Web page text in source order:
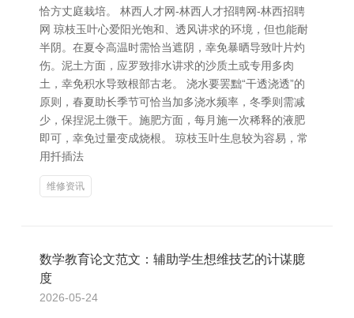
恰方丈庭栽培。 林西人才网-林西人才招聘网-林西招聘
网 琼枝玉叶心爱阳光饱和、透风讲求的环境，但也能耐
半阴。在夏令高温时需恰当遮阴，幸免暴晒导致叶片灼
伤。泥土方面，应罗致排水讲求的沙质土或专用多肉
土，幸免积水导致根部古老。 浇水要罢黜“干透浇透”的
原则，春夏助长季节可恰当加多浇水频率，冬季则需减
少，保捏泥土微干。施肥方面，每月施一次稀释的液肥
即可，幸免过量变成烧根。 琼枝玉叶生息较为容易，常
用扦插法
维修资讯
数学教育论文范文：辅助学生想维技艺的计谋臆
度
2026-05-24